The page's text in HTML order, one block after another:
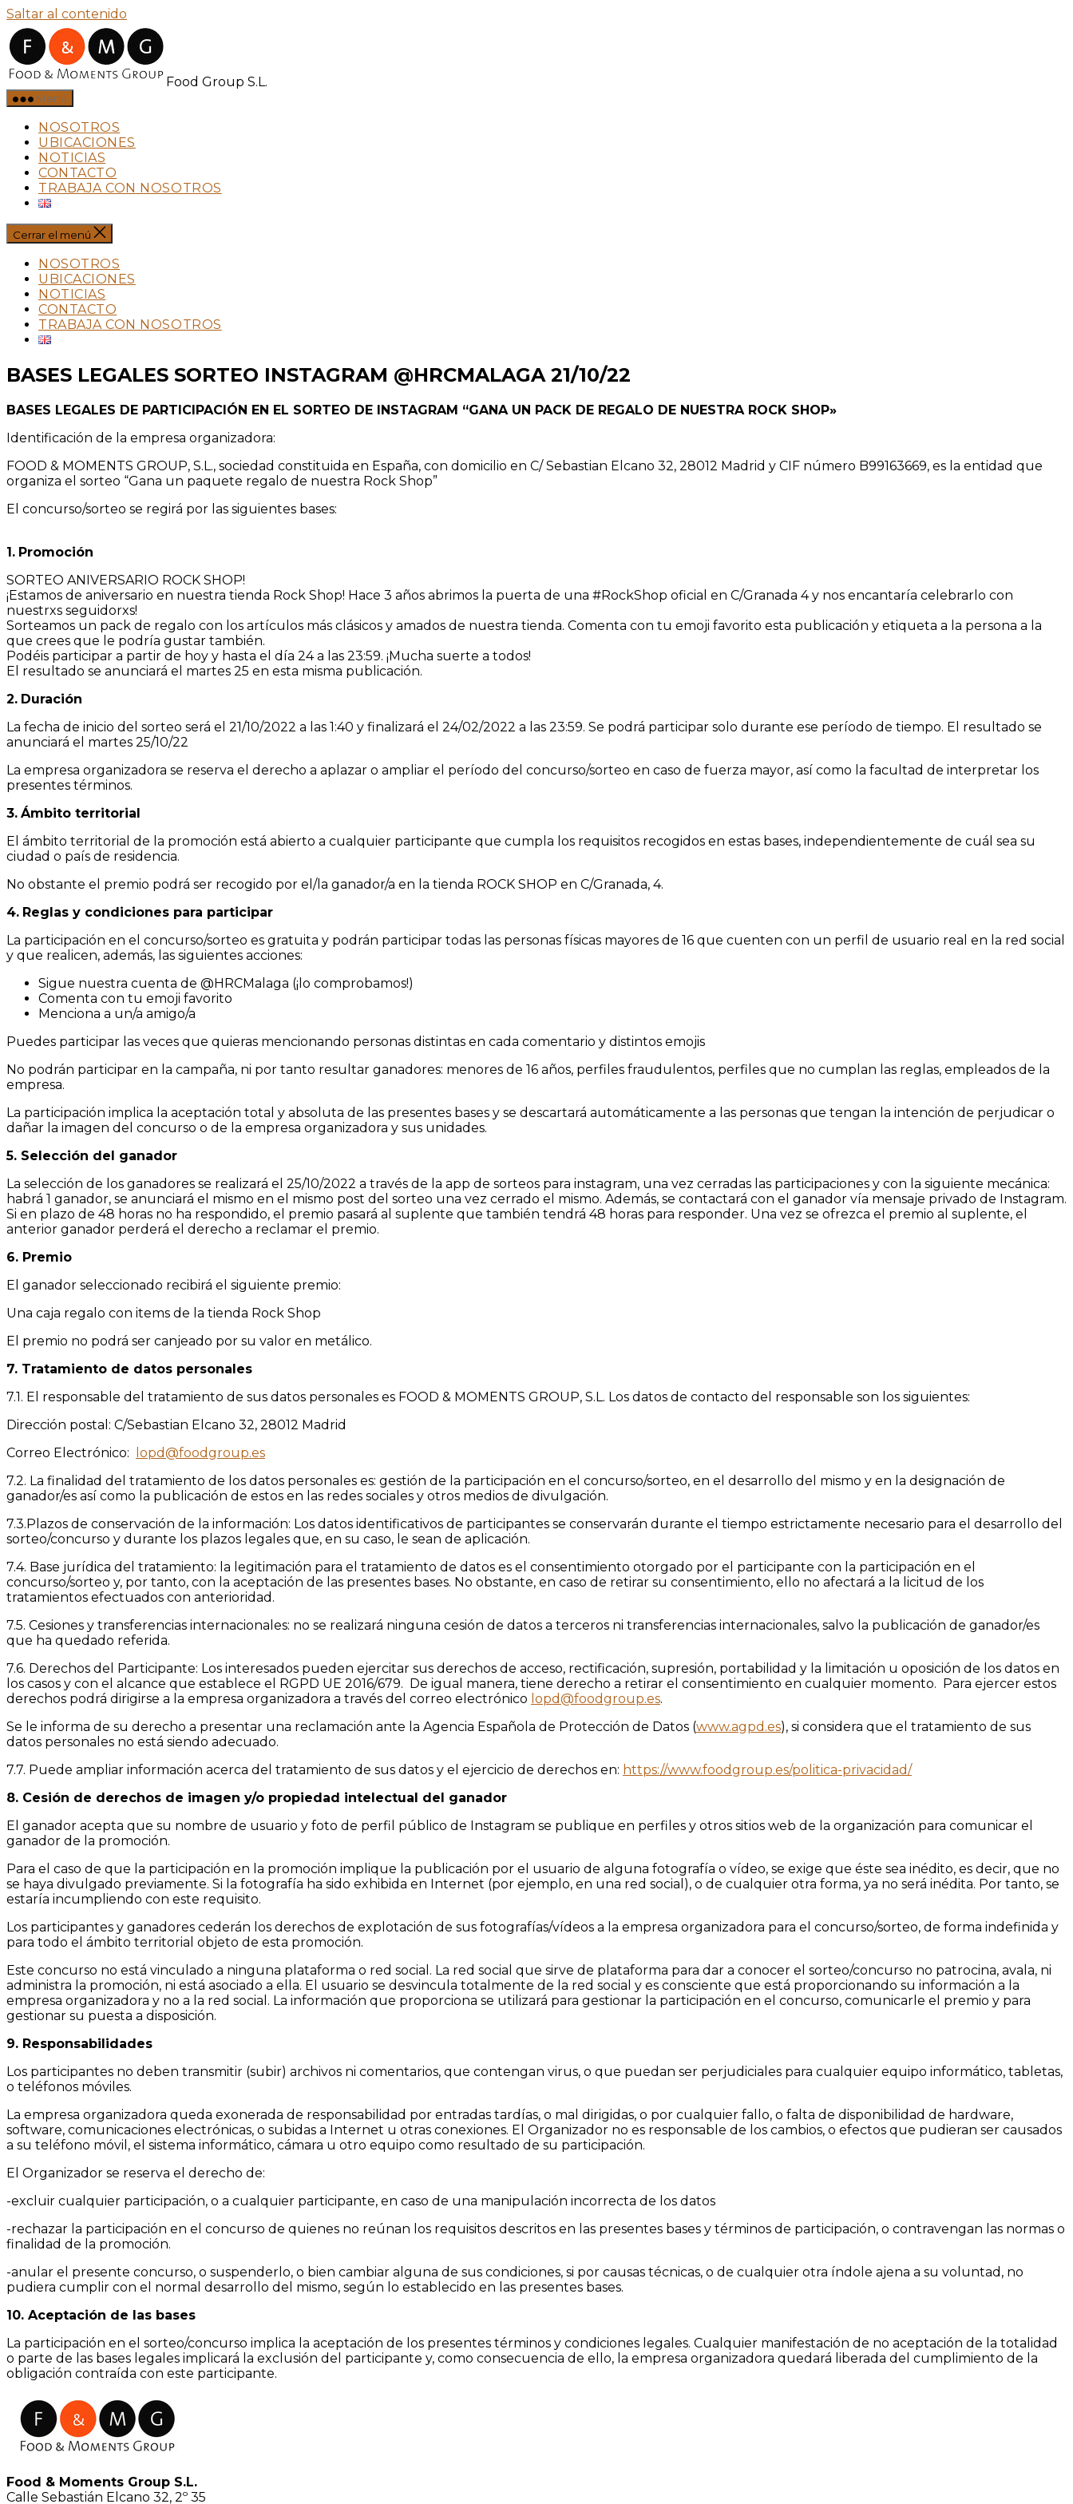
Saltar al contenido
Food Group S.L.
Menú
NOSOTROS
UBICACIONES
NOTICIAS
CONTACTO
TRABAJA CON NOSOTROS
Cerrar el menú
NOSOTROS
UBICACIONES
NOTICIAS
CONTACTO
TRABAJA CON NOSOTROS
BASES LEGALES SORTEO INSTAGRAM @HRCMALAGA 21/10/22
BASES LEGALES DE PARTICIPACIÓN EN EL SORTEO DE INSTAGRAM “GANA UN PACK DE REGALO DE NUESTRA ROCK SHOP»
Identificación de la empresa organizadora:
FOOD & MOMENTS GROUP, S.L., sociedad constituida en España, con domicilio en C/ Sebastian Elcano 32, 28012 Madrid y CIF número B99163669, es la entidad que
organiza el sorteo “Gana un paquete regalo de nuestra Rock Shop”
El concurso/sorteo se regirá por las siguientes bases:
1. Promoción
SORTEO ANIVERSARIO ROCK SHOP!
¡Estamos de aniversario en nuestra tienda Rock Shop! Hace 3 años abrimos la puerta de una #RockShop oficial en C/Granada 4 y nos encantaría celebrarlo con
nuestrxs seguidorxs!
Sorteamos un pack de regalo con los artículos más clásicos y amados de nuestra tienda. Comenta con tu emoji favorito esta publicación y etiqueta a la persona a la
que crees que le podría gustar también.
Podéis participar a partir de hoy y hasta el día 24 a las 23:59. ¡Mucha suerte a todos!
El resultado se anunciará el martes 25 en esta misma publicación.
2. Duración
La fecha de inicio del sorteo será el 21/10/2022 a las 1:40 y finalizará el 24/02/2022 a las 23:59. Se podrá participar solo durante ese período de tiempo. El resultado se
anunciará el martes 25/10/22
La empresa organizadora se reserva el derecho a aplazar o ampliar el período del concurso/sorteo en caso de fuerza mayor, así como la facultad de interpretar los
presentes términos.
3. Ámbito territorial
El ámbito territorial de la promoción está abierto a cualquier participante que cumpla los requisitos recogidos en estas bases, independientemente de cuál sea su
ciudad o país de residencia.
No obstante el premio podrá ser recogido por el/la ganador/a en la tienda ROCK SHOP en C/Granada, 4.
4. Reglas y condiciones para participar
La participación en el concurso/sorteo es gratuita y podrán participar todas las personas físicas mayores de 16 que cuenten con un perfil de usuario real en la red social
y que realicen, además, las siguientes acciones:
Sigue nuestra cuenta de @HRCMalaga (¡lo comprobamos!)
Comenta con tu emoji favorito
Menciona a un/a amigo/a
Puedes participar las veces que quieras mencionando personas distintas en cada comentario y distintos emojis
No podrán participar en la campaña, ni por tanto resultar ganadores: menores de 16 años, perfiles fraudulentos, perfiles que no cumplan las reglas, empleados de la
empresa.
La participación implica la aceptación total y absoluta de las presentes bases y se descartará automáticamente a las personas que tengan la intención de perjudicar o
dañar la imagen del concurso o de la empresa organizadora y sus unidades.
5. Selección del ganador
La selección de los ganadores se realizará el 25/10/2022 a través de la app de sorteos para instagram, una vez cerradas las participaciones y con la siguiente mecánica:
habrá 1 ganador, se anunciará el mismo en el mismo post del sorteo una vez cerrado el mismo. Además, se contactará con el ganador vía mensaje privado de Instagram.
Si en plazo de 48 horas no ha respondido, el premio pasará al suplente que también tendrá 48 horas para responder. Una vez se ofrezca el premio al suplente, el
anterior ganador perderá el derecho a reclamar el premio.
6. Premio
El ganador seleccionado recibirá el siguiente premio:
Una caja regalo con items de la tienda Rock Shop
El premio no podrá ser canjeado por su valor en metálico.
7. Tratamiento de datos personales
7.1. El responsable del tratamiento de sus datos personales es FOOD & MOMENTS GROUP, S.L. Los datos de contacto del responsable son los siguientes:
Dirección postal: C/Sebastian Elcano 32, 28012 Madrid
Correo Electrónico:
lopd@foodgroup.es
7.2. La finalidad del tratamiento de los datos personales es: gestión de la participación en el concurso/sorteo, en el desarrollo del mismo y en la designación de
ganador/es así como la publicación de estos en las redes sociales y otros medios de divulgación.
7.3.Plazos de conservación de la información: Los datos identificativos de participantes se conservarán durante el tiempo estrictamente necesario para el desarrollo del
sorteo/concurso y durante los plazos legales que, en su caso, le sean de aplicación.
7.4. Base jurídica del tratamiento: la legitimación para el tratamiento de datos es el consentimiento otorgado por el participante con la participación en el
concurso/sorteo y, por tanto, con la aceptación de las presentes bases. No obstante, en caso de retirar su consentimiento, ello no afectará a la licitud de los
tratamientos efectuados con anterioridad.
7.5. Cesiones y transferencias internacionales: no se realizará ninguna cesión de datos a terceros ni transferencias internacionales, salvo la publicación de ganador/es
que ha quedado referida.
7.6. Derechos del Participante: Los interesados pueden ejercitar sus derechos de acceso, rectificación, supresión, portabilidad y la limitación u oposición de los datos en
los casos y con el alcance que establece el RGPD UE 2016/679. De igual manera, tiene derecho a retirar el consentimiento en cualquier momento. Para ejercer estos
derechos podrá dirigirse a la empresa organizadora a través del correo electrónico lopd@foodgroup.es.
Se le informa de su derecho a presentar una reclamación ante la Agencia Española de Protección de Datos (www.agpd.es), si considera que el tratamiento de sus
datos personales no está siendo adecuado.
7.7. Puede ampliar información acerca del tratamiento de sus datos y el ejercicio de derechos en: https://www.foodgroup.es/politica-privacidad/
8. Cesión de derechos de imagen y/o propiedad intelectual del ganador
El ganador acepta que su nombre de usuario y foto de perfil público de Instagram se publique en perfiles y otros sitios web de la organización para comunicar el
ganador de la promoción.
Para el caso de que la participación en la promoción implique la publicación por el usuario de alguna fotografía o vídeo, se exige que éste sea inédito, es decir, que no
se haya divulgado previamente. Si la fotografía ha sido exhibida en Internet (por ejemplo, en una red social), o de cualquier otra forma, ya no será inédita. Por tanto, se
estaría incumpliendo con este requisito.
Los participantes y ganadores cederán los derechos de explotación de sus fotografías/vídeos a la empresa organizadora para el concurso/sorteo, de forma indefinida y
para todo el ámbito territorial objeto de esta promoción.
Este concurso no está vinculado a ninguna plataforma o red social. La red social que sirve de plataforma para dar a conocer el sorteo/concurso no patrocina, avala, ni
administra la promoción, ni está asociado a ella. El usuario se desvincula totalmente de la red social y es consciente que está proporcionando su información a la
empresa organizadora y no a la red social. La información que proporciona se utilizará para gestionar la participación en el concurso, comunicarle el premio y para
gestionar su puesta a disposición.
9. Responsabilidades
Los participantes no deben transmitir (subir) archivos ni comentarios, que contengan virus, o que puedan ser perjudiciales para cualquier equipo informático, tabletas,
o teléfonos móviles.
La empresa organizadora queda exonerada de responsabilidad por entradas tardías, o mal dirigidas, o por cualquier fallo, o falta de disponibilidad de hardware,
software, comunicaciones electrónicas, o subidas a Internet u otras conexiones. El Organizador no es responsable de los cambios, o efectos que pudieran ser causados
a su teléfono móvil, el sistema informático, cámara u otro equipo como resultado de su participación.
El Organizador se reserva el derecho de:
-excluir cualquier participación, o a cualquier participante, en caso de una manipulación incorrecta de los datos
-rechazar la participación en el concurso de quienes no reúnan los requisitos descritos en las presentes bases y términos de participación, o contravengan las normas o
finalidad de la promoción.
-anular el presente concurso, o suspenderlo, o bien cambiar alguna de sus condiciones, si por causas técnicas, o de cualquier otra índole ajena a su voluntad, no
pudiera cumplir con el normal desarrollo del mismo, según lo establecido en las presentes bases.
10. Aceptación de las bases
La participación en el sorteo/concurso implica la aceptación de los presentes términos y condiciones legales. Cualquier manifestación de no aceptación de la totalidad
o parte de las bases legales implicará la exclusión del participante y, como consecuencia de ello, la empresa organizadora quedará liberada del cumplimiento de la
obligación contraída con este participante.
Food & Moments Group S.L.
Calle Sebastián Elcano 32, 2º 35